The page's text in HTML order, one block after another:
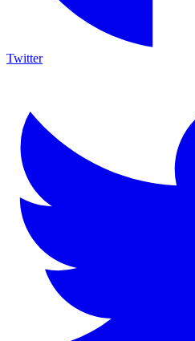
Twitter